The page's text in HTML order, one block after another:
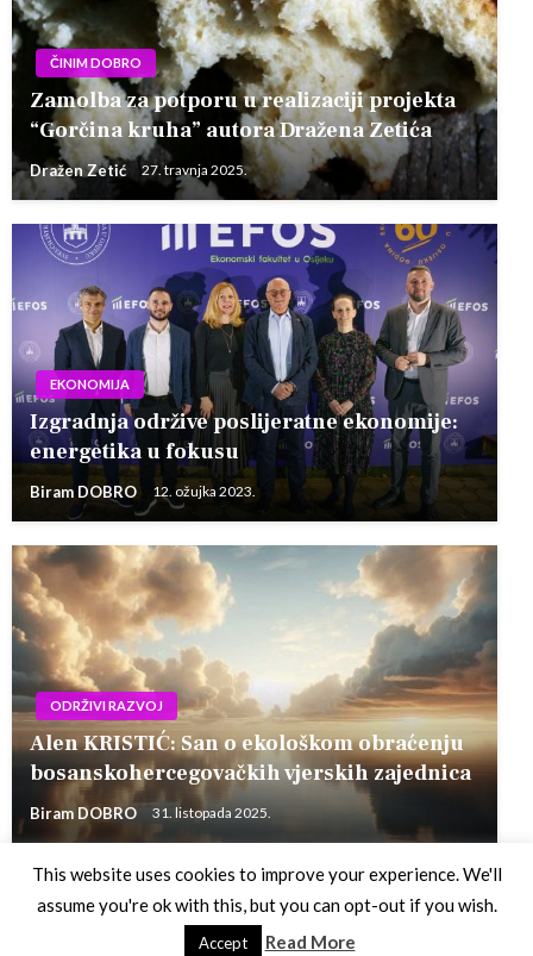
ČINIM DOBRO
Zamolba za potporu u realizaciji projekta
“Gorčina kruha” autora Dražena Zetića
Dražen Zetić 27. travnja 2025.
EKONOMIJA
Izgradnja održive poslijeratne ekonomije:
energetika u fokusu
Biram DOBRO 12. ožujka 2023.
ODRŽIVI RAZVOJ
Alen KRISTIĆ: San o ekološkom obraćenju
bosanskohercegovačkih vjerskih zajednica
Biram DOBRO 31. listopada 2025.
Theme by Silk Themes
This website uses cookies to improve your experience. We'll
assume you're ok with this, but you can opt-out if you wish.
Accept Read More